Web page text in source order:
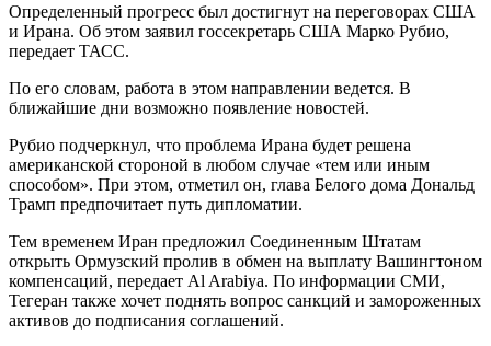
Определенный прогресс был достигнут на переговорах США
и Ирана. Об этом заявил госсекретарь США Марко Рубио,
передает ТАСС.
По его словам, работа в этом направлении ведется. В
ближайшие дни возможно появление новостей.
Рубио подчеркнул, что проблема Ирана будет решена
американской стороной в любом случае «тем или иным
способом». При этом, отметил он, глава Белого дома Дональд
Трамп предпочитает путь дипломатии.
Тем временем Иран предложил Соединенным Штатам
открыть Ормузский пролив в обмен на выплату Вашингтоном
компенсаций, передает Al Arabiya. По информации СМИ,
Тегеран также хочет поднять вопрос санкций и замороженных
активов до подписания соглашений.